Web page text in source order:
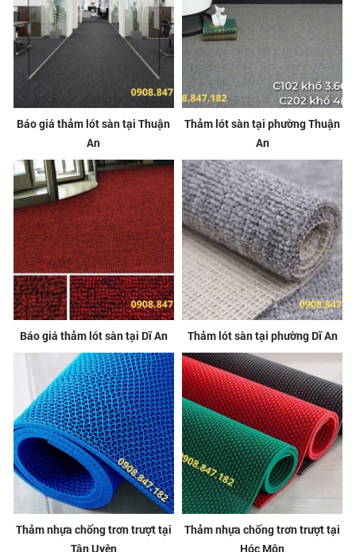
Báo giá thảm lót sàn tại Thuận
An
Thảm lót sàn tại phường Thuận
An
Báo giá thảm lót sàn tại Dĩ An Thảm lót sàn tại phường Dĩ An
Thảm nhựa chống trơn trượt tại
Tân Uyên
Thảm nhựa chống trơn trượt tại
Hóc Môn